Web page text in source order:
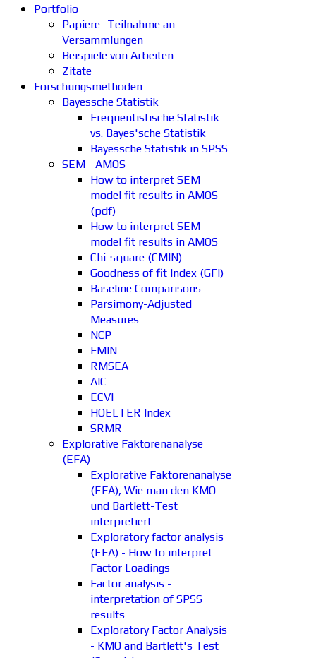
Portfolio
Papiere -Teilnahme an
Versammlungen
Beispiele von Arbeiten
Zitate
Forschungsmethoden
Bayessche Statistik
Frequentistische Statistik
vs. Bayes'sche Statistik
Bayessche Statistik in SPSS
SEM - AMOS
How to interpret SEM
model fit results in AMOS
(pdf)
How to interpret SEM
model fit results in AMOS
Chi-square (CMIN)
Goodness of fit Index (GFI)
Baseline Comparisons
Parsimony-Adjusted
Measures
NCP
FMIN
RMSEA
AIC
ECVI
HOELTER Index
SRMR
Explorative Faktorenanalyse
(EFA)
Explorative Faktorenanalyse
(EFA), Wie man den KMO-
und Bartlett-Test
interpretiert
Exploratory factor analysis
(EFA) - How to interpret
Factor Loadings
Factor analysis -
interpretation of SPSS
results
Exploratory Factor Analysis
- KMO and Bartlett's Test